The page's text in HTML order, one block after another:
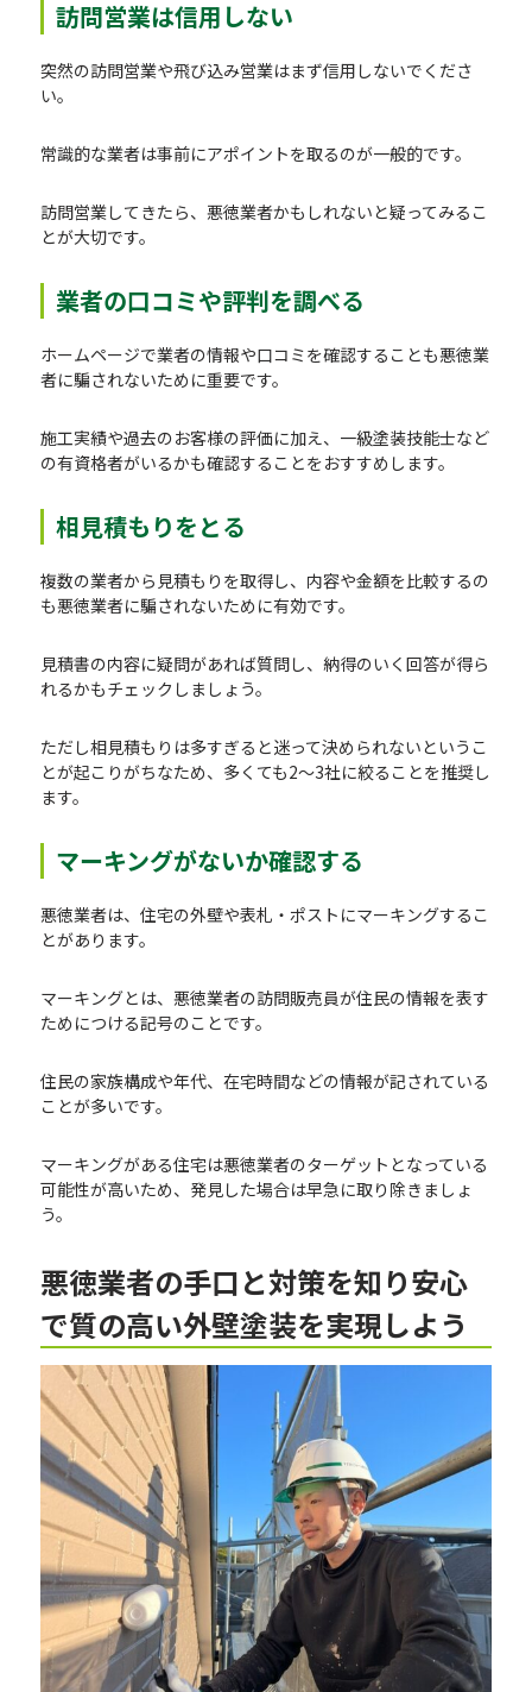
訪問営業は信用しない
突然の訪問営業や飛び込み営業はまず信用しないでくださ
い。
常識的な業者は事前にアポイントを取るのが一般的です。
訪問営業してきたら、悪徳業者かもしれないと疑ってみるこ
とが大切です。
業者の口コミや評判を調べる
ホームページで業者の情報や口コミを確認することも悪徳業
者に騙されないために重要です。
施工実績や過去のお客様の評価に加え、一級塗装技能士など
の有資格者がいるかも確認することをおすすめします。
相見積もりをとる
複数の業者から見積もりを取得し、内容や金額を比較するの
も悪徳業者に騙されないために有効です。
見積書の内容に疑問があれば質問し、納得のいく回答が得ら
れるかもチェックしましょう。
ただし相見積もりは多すぎると迷って決められないというこ
とが起こりがちなため、多くても2〜3社に絞ることを推奨し
ます。
マーキングがないか確認する
悪徳業者は、住宅の外壁や表札・ポストにマーキングするこ
とがあります。
マーキングとは、悪徳業者の訪問販売員が住民の情報を表す
ためにつける記号のことです。
住民の家族構成や年代、在宅時間などの情報が記されている
ことが多いです。
マーキングがある住宅は悪徳業者のターゲットとなっている
可能性が高いため、発見した場合は早急に取り除きましょ
う。
悪徳業者の手口と対策を知り安心
で質の高い外壁塗装を実現しよう